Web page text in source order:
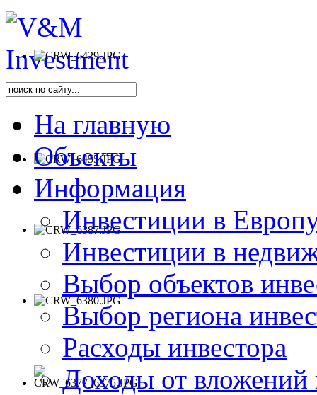
На главную
Объекты
Информация
Инвестиции в
Инвестиции в
Выбор объектов
Выбор региона
Расходы инвестора
Доходы от вложений